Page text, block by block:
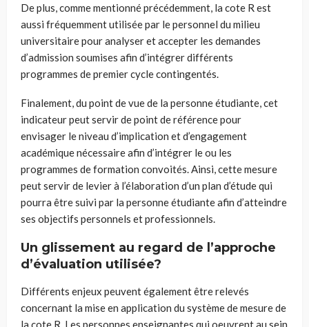
De plus, comme mentionné précédemment, la cote R est
aussi fréquemment utilisée par le personnel du milieu
universitaire pour analyser et accepter les demandes
d’admission soumises afin d’intégrer différents
programmes de premier cycle contingentés.
Finalement, du point de vue de la personne étudiante, cet
indicateur peut servir de point de référence pour
envisager le niveau d’implication et d’engagement
académique nécessaire afin d’intégrer le ou les
programmes de formation convoités. Ainsi, cette mesure
peut servir de levier à l’élaboration d’un plan d’étude qui
pourra être suivi par la personne étudiante afin d’atteindre
ses objectifs personnels et professionnels.
Un glissement au regard de l’approche
d’évaluation utilisée?
Différents enjeux peuvent également être relevés
concernant la mise en application du système de mesure de
la cote R. Les personnes enseignantes qui oeuvrent au sein